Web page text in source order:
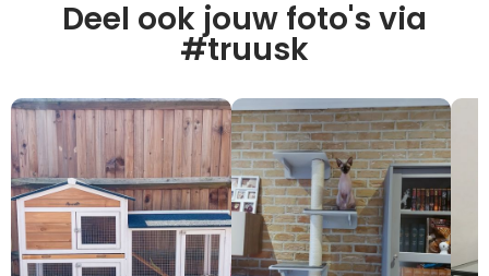
Deel ook jouw foto's via
#truusk